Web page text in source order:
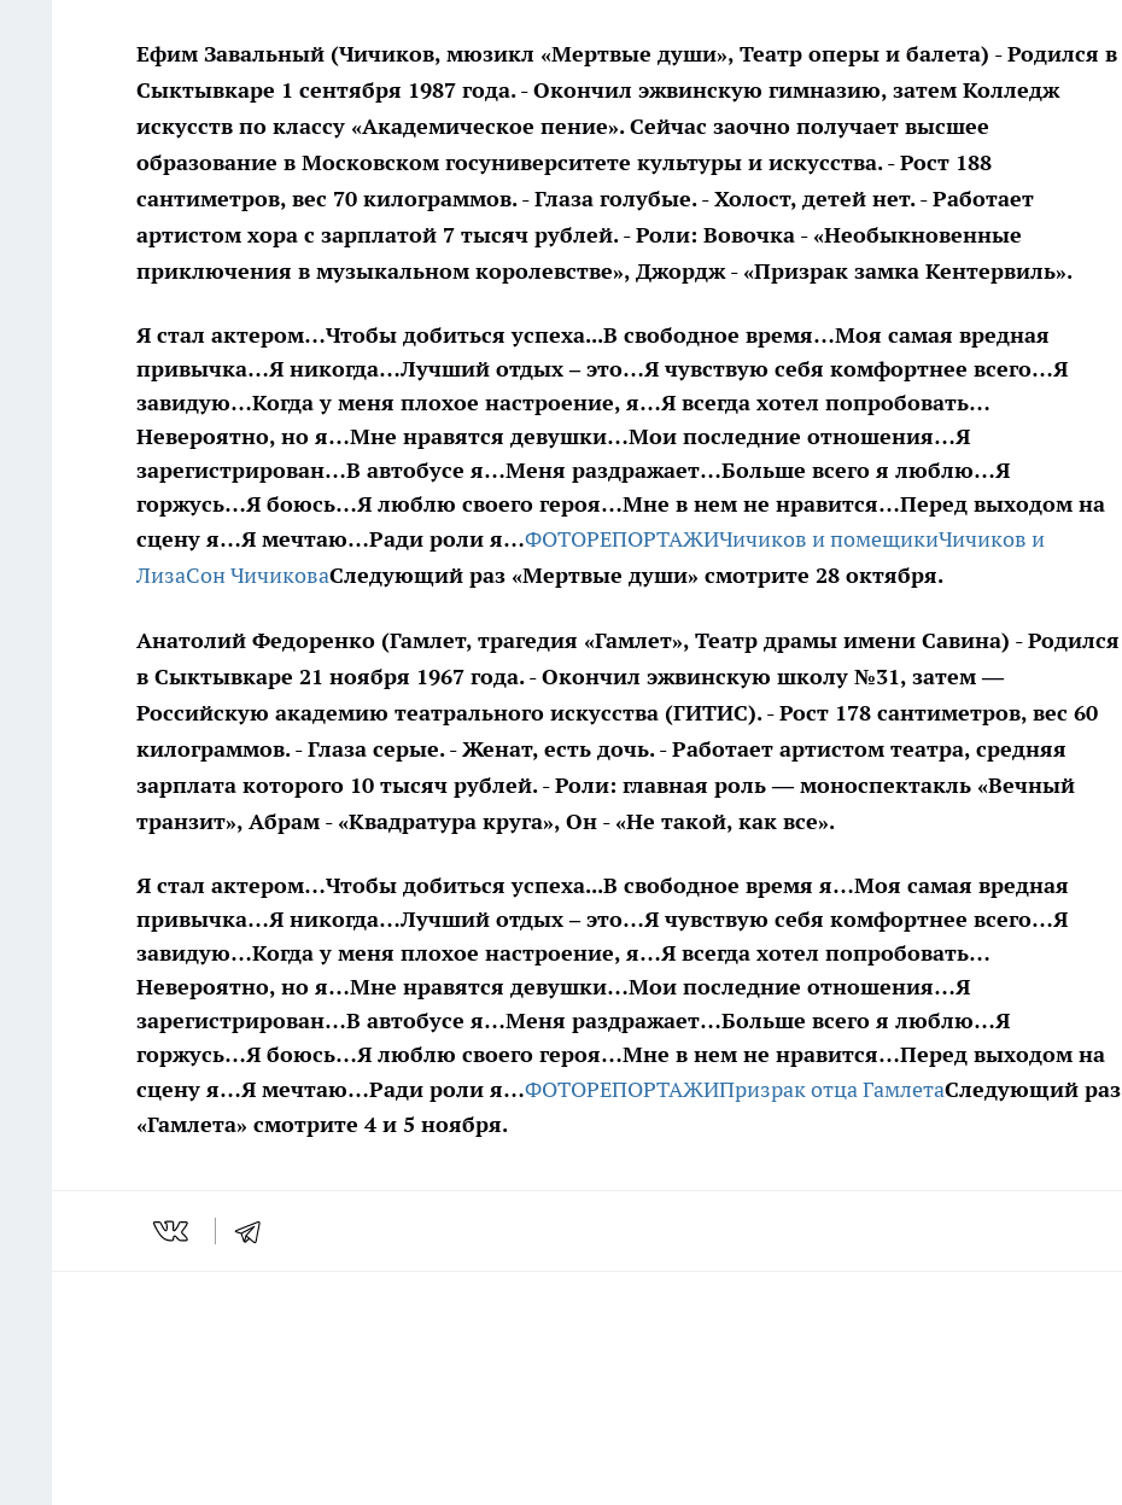
Ефим Завальный (Чичиков, мюзикл «Мертвые души», Театр оперы и балета) - Родился в
Сыктывкаре 1 сентября 1987 года. - Окончил эжвинскую гимназию, затем Колледж
искусств по классу «Академическое пение». Сейчас заочно получает высшее
образование в Московском госуниверситете культуры и искусства. - Рост 188
сантиметров, вес 70 килограммов. - Глаза голубые. - Холост, детей нет. - Работает
артистом хора с зарплатой 7 тысяч рублей. - Роли: Вовочка - «Необыкновенные
приключения в музыкальном королевстве», Джордж - «Призрак замка Кентервиль».
Я стал актером…Чтобы добиться успеха...В свободное время…Моя самая вредная
привычка…Я никогда…Лучший отдых – это…Я чувствую себя комфортнее всего…Я
завидую…Когда у меня плохое настроение, я…Я всегда хотел попробовать…
Невероятно, но я…Мне нравятся девушки…Мои последние отношения…Я
зарегистрирован…В автобусе я…Меня раздражает…Больше всего я люблю…Я
горжусь…Я боюсь…Я люблю своего героя…Мне в нем не нравится…Перед выходом на
сцену я…Я мечтаю…Ради роли я…ФОТОРЕПОРТАЖИЧичиков и помещикиЧичиков и
ЛизаСон ЧичиковаСледующий раз «Мертвые души» смотрите 28 октября.
Анатолий Федоренко (Гамлет, трагедия «Гамлет», Театр драмы имени Савина) - Родился
в Сыктывкаре 21 ноября 1967 года. - Окончил эжвинскую школу №31, затем —
Российскую академию театрального искусства (ГИТИС). - Рост 178 сантиметров, вес 60
килограммов. - Глаза серые. - Женат, есть дочь. - Работает артистом театра, средняя
зарплата которого 10 тысяч рублей. - Роли: главная роль — моноспектакль «Вечный
транзит», Абрам - «Квадратура круга», Он - «Не такой, как все».
Я стал актером…Чтобы добиться успеха...В свободное время я…Моя самая вредная
привычка…Я никогда…Лучший отдых – это…Я чувствую себя комфортнее всего…Я
завидую…Когда у меня плохое настроение, я…Я всегда хотел попробовать…
Невероятно, но я…Мне нравятся девушки…Мои последние отношения…Я
зарегистрирован…В автобусе я…Меня раздражает…Больше всего я люблю…Я
горжусь…Я боюсь…Я люблю своего героя…Мне в нем не нравится…Перед выходом на
сцену я…Я мечтаю…Ради роли я…ФОТОРЕПОРТАЖИПризрак отца ГамлетаСледующий раз
«Гамлета» смотрите 4 и 5 ноября.